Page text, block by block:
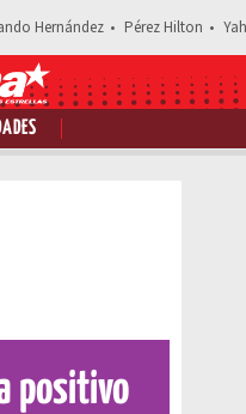
Hernández Pérez Hilton
Comparte esta noticia
positivo